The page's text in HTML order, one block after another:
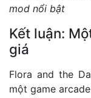
mod nổi bật
Kết luận:
giá
Flora and the
một game